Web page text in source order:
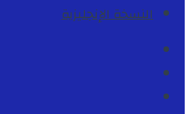
النسخة الإنجليزية